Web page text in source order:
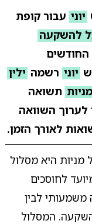
יוני עבור קופת
להשקעה
. התשואה ב-12 החודשים
יוני רשמה ילין
תשואה
לערוך השוואה
לאורך הזמן.
מניות היא מסלול
לחוסכים
משמעותי לבין
המסלול